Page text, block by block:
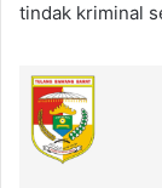
tindak kriminal